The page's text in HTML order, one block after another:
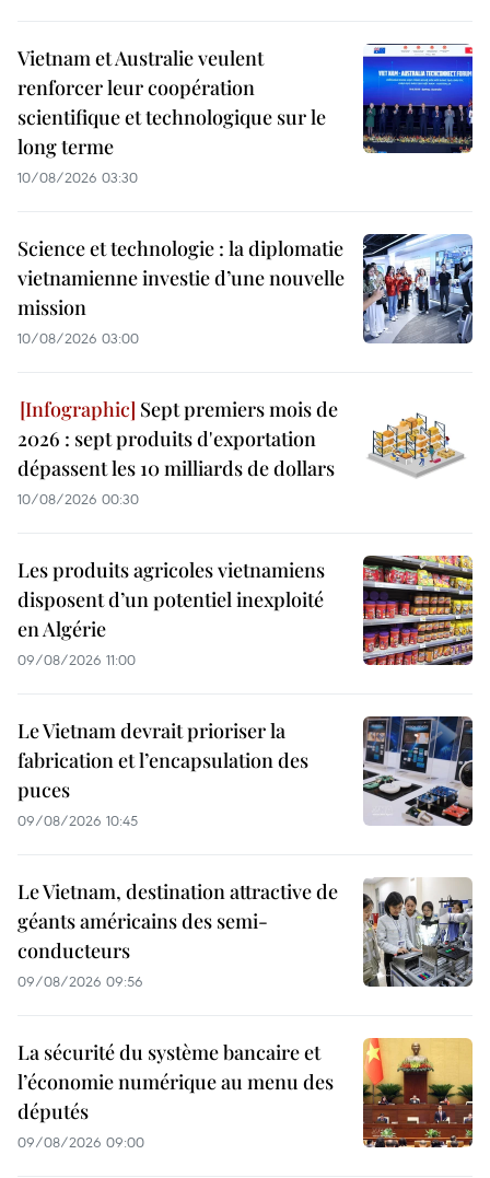
Vietnam et Australie veulent
renforcer leur coopération
scientifique et technologique sur le
long terme
10/08/2026 03:30
Science et technologie : la diplomatie
vietnamienne investie d’une nouvelle
mission
10/08/2026 03:00
Sept premiers mois de
2026 : sept produits d'exportation
dépassent les 10 milliards de dollars
10/08/2026 00:30
Les produits agricoles vietnamiens
disposent d’un potentiel inexploité
en Algérie
09/08/2026 11:00
Le Vietnam devrait prioriser la
fabrication et l’encapsulation des
puces
09/08/2026 10:45
Le Vietnam, destination attractive de
géants américains des semi-
conducteurs
09/08/2026 09:56
La sécurité du système bancaire et
l’économie numérique au menu des
députés
09/08/2026 09:00